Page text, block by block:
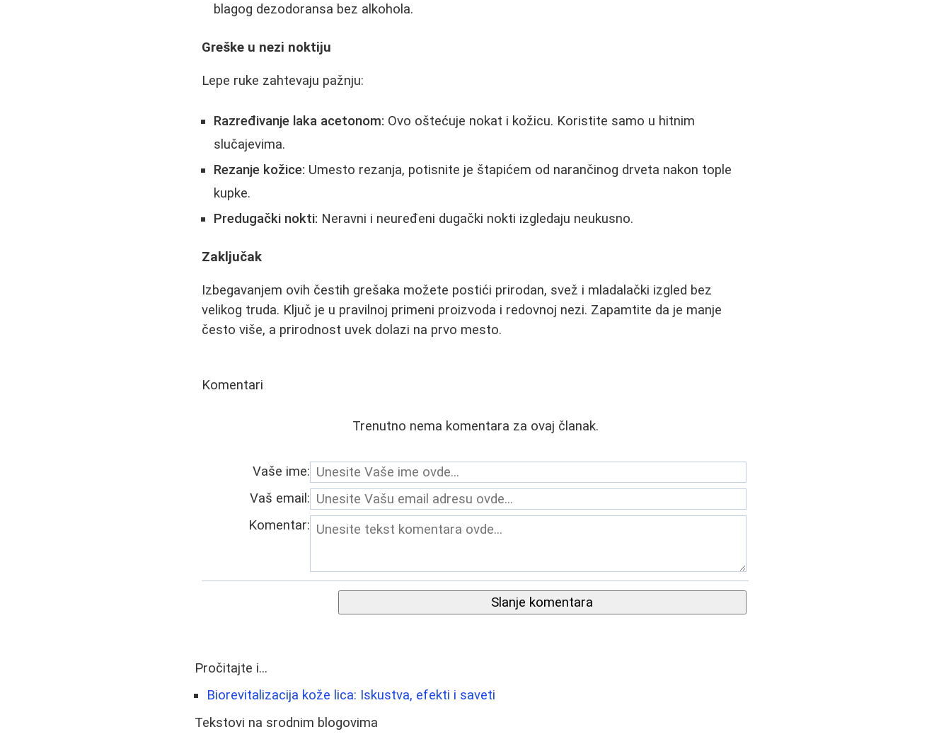
blagog dezodoransa bez alkohola.
Greške u nezi noktiju
Lepe ruke zahtevaju pažnju:
Razređivanje laka acetonom: Ovo oštećuje nokat i kožicu. Koristite samo u hitnim
slučajevima.
Rezanje kožice: Umesto rezanja, potisnite je štapićem od narančinog drveta nakon tople
kupke.
Predugački nokti: Neravni i neuređeni dugački nokti izgledaju neukusno.
Zaključak
Izbegavanjem ovih čestih grešaka možete postići prirodan, svež i mladalački izgled bez
velikog truda. Ključ je u pravilnoj primeni proizvoda i redovnoj nezi. Zapamtite da je manje
često više, a prirodnost uvek dolazi na prvo mesto.
Komentari
Trenutno nema komentara za ovaj članak.
Vaše ime:
Vaš email:
Komentar:
Slanje komentara
Pročitajte i...
Biorevitalizacija kože lica: Iskustva, efekti i saveti
Tekstovi na srodnim blogovima